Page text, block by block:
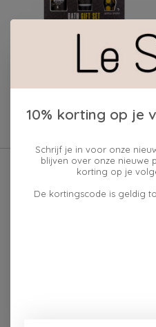
LOVE BY ANNE BATH +
BODY TOOLKIT
BADSET IN GIFTBOX
10% korting op je
Schrijf je in voor onze
blijven over onze nieuwe
korting op je
De kortingscode is geldig